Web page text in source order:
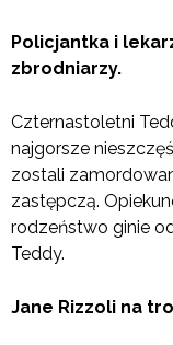
Policjantka i
zbrodniarzy.
Czternastoletni
najgorsze
zostali
zastępczą.
rodzeństwo ginie
Teddy.
Jane Rizzoli na